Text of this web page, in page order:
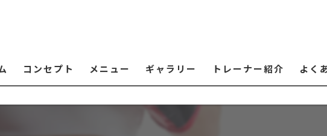
コンセプト メニュー ギャラリー トレーナー紹介 よく